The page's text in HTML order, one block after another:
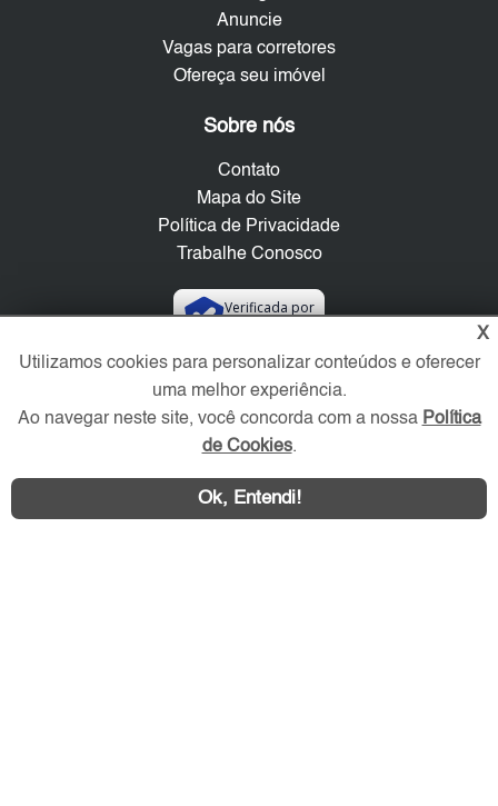
Anuncie
Vagas para corretores
Ofereça seu imóvel
Sobre nós
Contato
Mapa do Site
Política de Privacidade
Trabalhe Conosco
Verificada por
Redes Sociais
X
Utilizamos cookies para personalizar conteúdos e oferecer
uma melhor experiência.
Ao navegar neste site, você concorda com a nossa Política
de Cookies.
Ok, Entendi!